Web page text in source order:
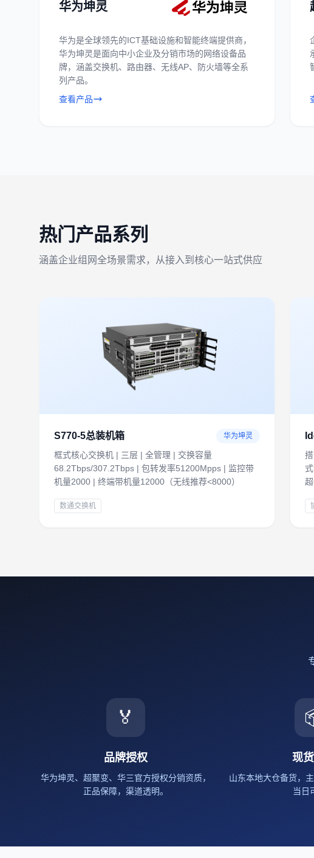
华为坤灵
华为是全球领先的ICT基础设施和智能终端提供商，
华为坤灵是面向中小企业及分销市场的网络设备品
牌，涵盖交换机、路由器、无线AP、防火墙等全系
列产品。
查看产品
热门产品系列
涵盖企业组网全场景需求，从接入到核心一站式供应
S770-5总装机箱 华为坤灵
框式核心交换机 | 三层 | 全管理 | 交换容量
68.2Tbps/307.2Tbps | 包转发率51200Mpps | 监控带
机量2000 | 终端带机量12000（无线推荐<8000）
数通交换机
🏅
品牌授权
华为坤灵、超聚变、华三官方授权分销资质，
正品保障，渠道透明。
现
山东本地大仓备货，
当日